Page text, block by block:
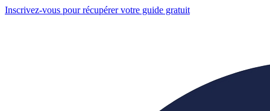
Inscrivez-vous pour récupérer votre guide gratuit